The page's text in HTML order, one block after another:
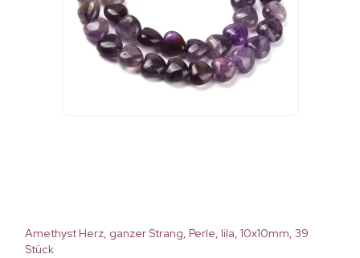
Amethyst Herz, ganzer Strang, Perle, lila, 10x10mm, 39
Stück